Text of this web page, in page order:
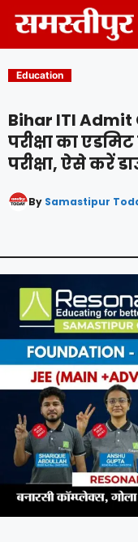
content
Education
Bihar ITI Admit
परीक्षा का
परीक्षा, ऐसे करें
By Samastipur